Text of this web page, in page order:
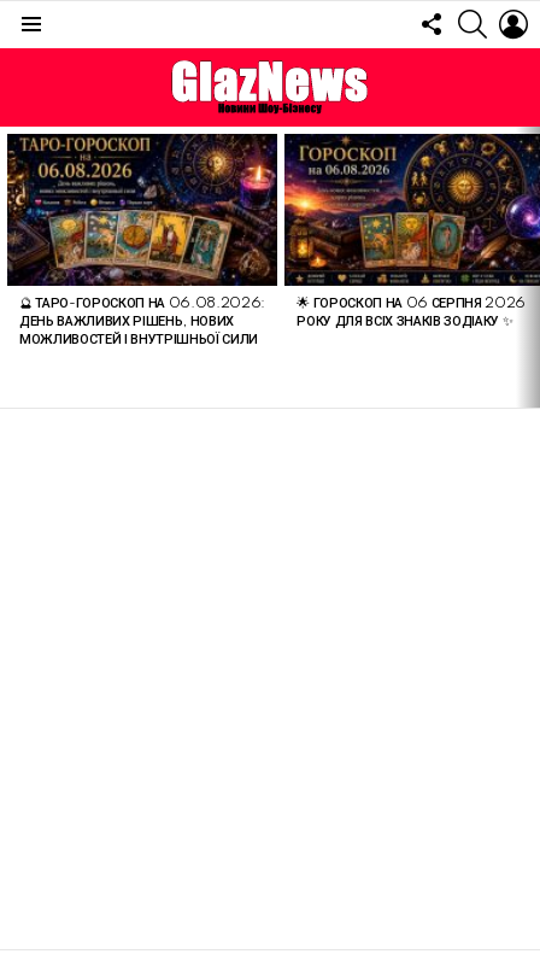
FOLLOW
US
ОСТАННІ
СТАТТІ
🔮 ТАРО-ГОРОСКОП НА 06.08.2026:
ДЕНЬ ВАЖЛИВИХ РІШЕНЬ, НОВИХ
МОЖЛИВОСТЕЙ І ВНУТРІШНЬОЇ СИЛИ
🌟 ГОРОСКОП НА 06 СЕРПНЯ 2026
РОКУ ДЛЯ ВСІХ ЗНАКІВ ЗОДІАКУ ✨